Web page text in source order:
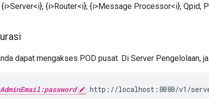
{i>Router<i}, {i>Message Processor<i}, Qpid,
dapat mengakses POD pusat. Di Server Pengelolaan,
http://localhost:8080/v1/